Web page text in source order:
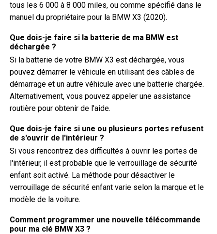
tous les 6 000 à 8 000 miles, ou comme spécifié dans le
manuel du propriétaire pour la BMW X3 (2020).
Que dois-je faire si la batterie de ma BMW est
déchargée ?
Si la batterie de votre BMW X3 est déchargée, vous
pouvez démarrer le véhicule en utilisant des câbles de
démarrage et un autre véhicule avec une batterie chargée.
Alternativement, vous pouvez appeler une assistance
routière pour obtenir de l'aide.
Que dois-je faire si une ou plusieurs portes refusent
de s'ouvrir de l'intérieur ?
Si vous rencontrez des difficultés à ouvrir les portes de
l'intérieur, il est probable que le verrouillage de sécurité
enfant soit activé. La méthode pour désactiver le
verrouillage de sécurité enfant varie selon la marque et le
modèle de la voiture.
Comment programmer une nouvelle télécommande
pour ma clé BMW X3 ?